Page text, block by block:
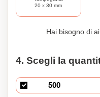
20 x 30 mm
Hai bisogno di
4. Scegli la